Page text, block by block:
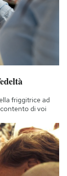
friggitrice ad
di voi